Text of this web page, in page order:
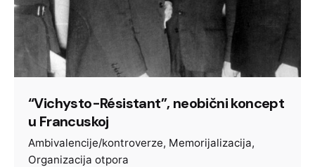
“Vichysto-Résistant”, neobični koncept
u Francuskoj
Ambivalencije/kontroverze Memorijalizacija
Organizacija otpora